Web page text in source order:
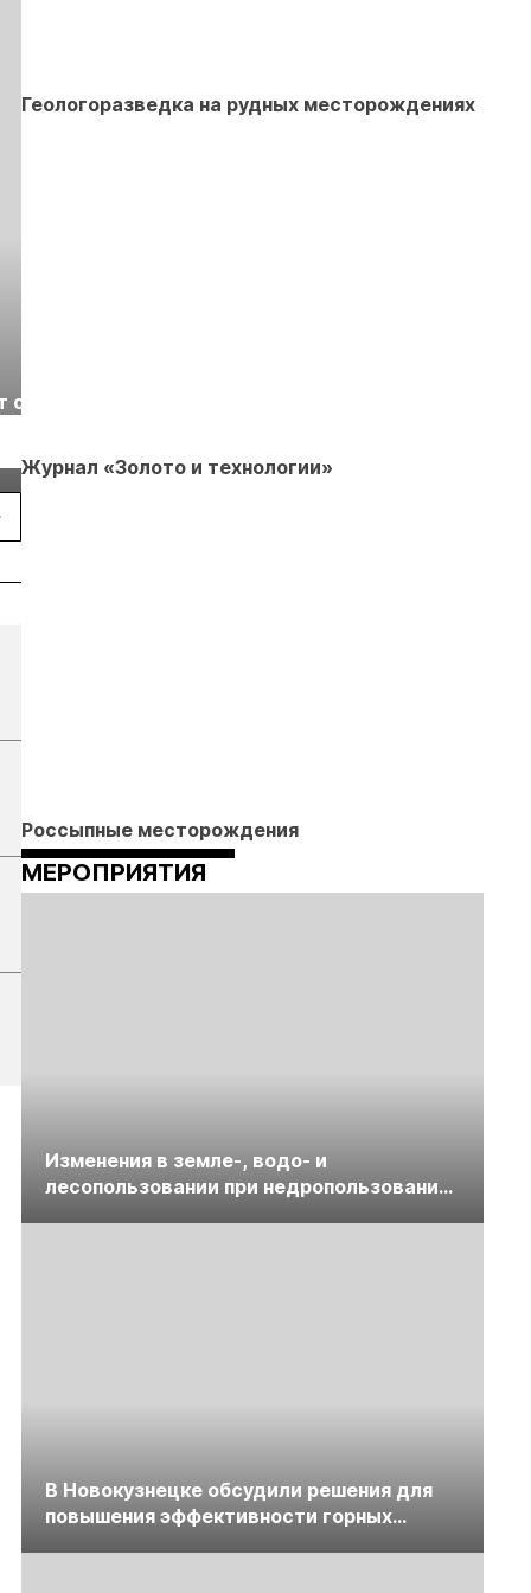
с
Геологоразведка на рудных месторождениях
Журнал «Золото и технологии»
Россыпные месторождения
МЕРОПРИЯТИЯ
Изменения в земле-, водо- и
лесопользовании при недропользовании
В Новокузнецке обсудили решения для
повышения эффективности горных